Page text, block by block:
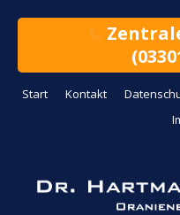
Start Kontakt